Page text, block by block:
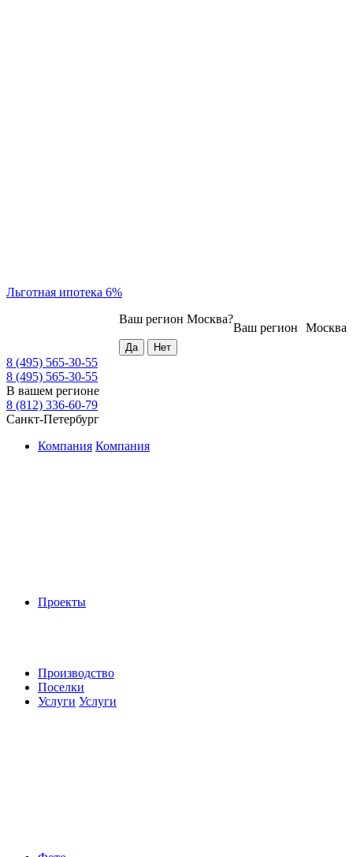
Льготная ипотека 6%
Москва
Ваш регион
Ваш регион Москва?
8 (495) 565-30-55
8 (495) 565-30-55
В вашем регионе
8 (812) 336-60-79
Санкт-Петербург
Компания Компания
Проекты
Производство
Поселки
Услуги Услуги